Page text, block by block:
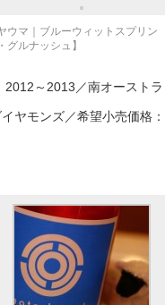
ヤウマ｜ブルーウィットスプリン
グルナッシュ】
2012～2013／南オースト
ヤモンズ／希望小売価格